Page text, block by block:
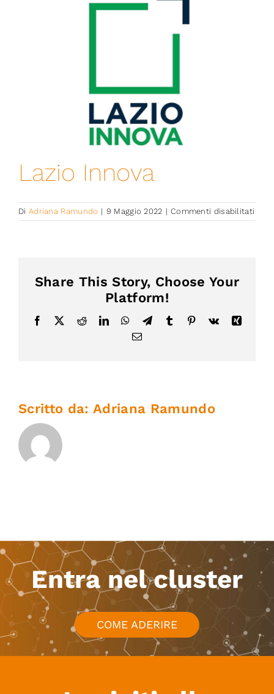
Piattaforma First
Piattaforma SmartCommunities
Lazio Innova
Di Adriana Ramundo | 9 Maggio 2022 | Commenti disabilitati
Lazio
Share This Story, Choose Your
Platform!
Facebook RedditLinkedInWhatsApp
TelegramTumblr Pinterest
Vk
Xing
Email
Scritto da: Adriana Ramundo
Entra nel cluster
COME ADERIRE